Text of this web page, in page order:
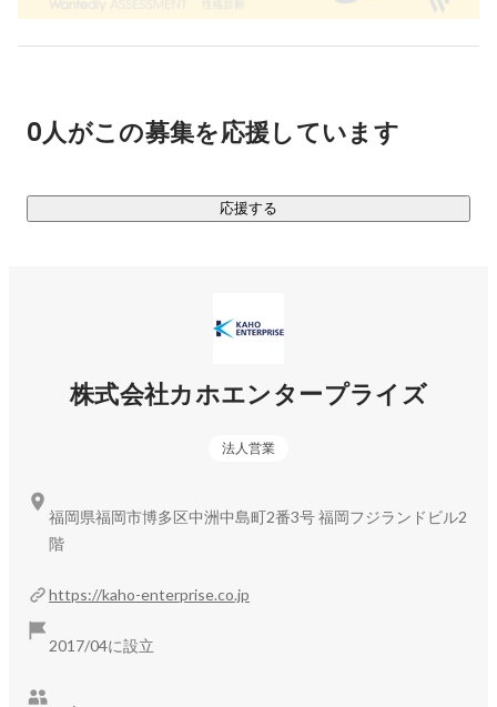
4. DX人材育成支援
ェアが開発、販売している「セルフサービスBI」ツールで、
0人がこの募集を応援しています
応援する
株式会社カホエンタープライズ
法人営業
https://kaho-enterprise.co.jp
2017/04に設立
福岡県福岡市博多区中洲中島町2番3号 福岡フジランドビル2
階